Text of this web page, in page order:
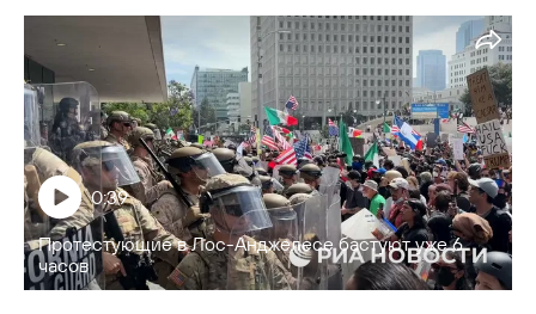
Протестующие в Лос-Анджелесе бастуют уже 6
часов
0:39